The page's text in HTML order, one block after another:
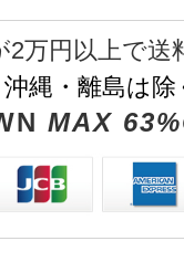
2万円以上で送
沖縄・離島は
MAX